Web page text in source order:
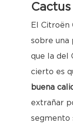
Cactus
El Citroën
sobre una
que la del
cierto es
buena
extrañar
segmento